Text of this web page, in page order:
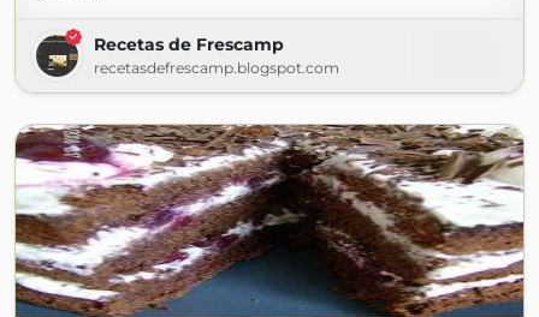
Recetas de Frescamp
recetasdefrescamp.blogspot.com